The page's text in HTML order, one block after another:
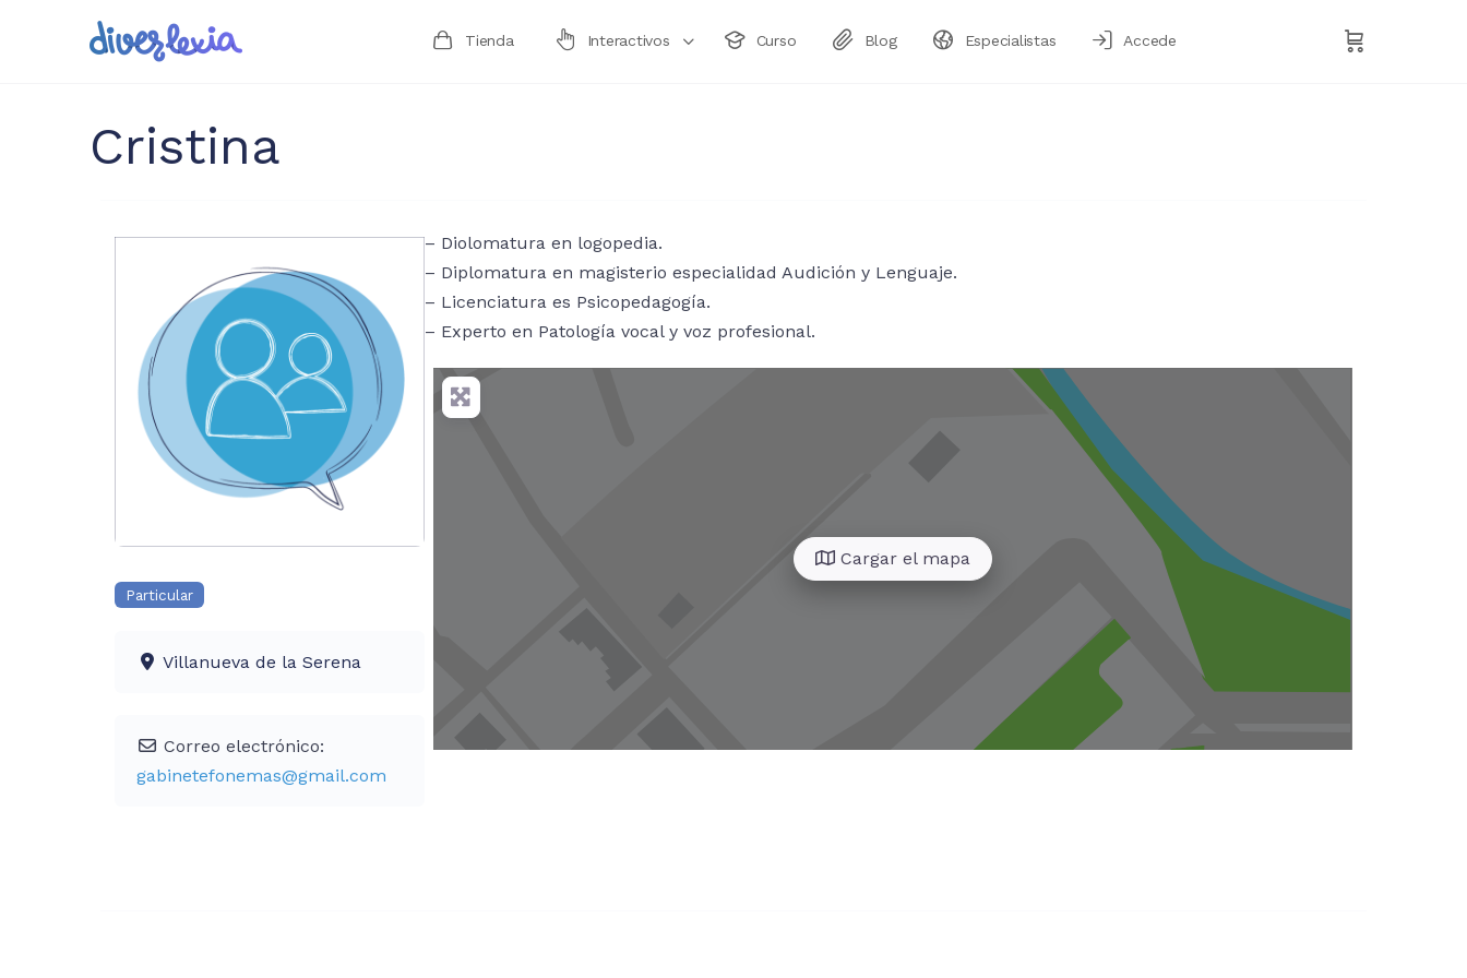
Tienda Interactivos Curso Blog Especialistas Accede
Cristina
Particular
Villanueva de la Serena
Correo electrónico:
gabinetefonemas@gmail.com
– Diolomatura en logopedia.
– Diplomatura en magisterio especialidad Audición y Lenguaje.
– Licenciatura es Psicopedagogía.
– Experto en Patología vocal y voz profesional.
Cargar el mapa